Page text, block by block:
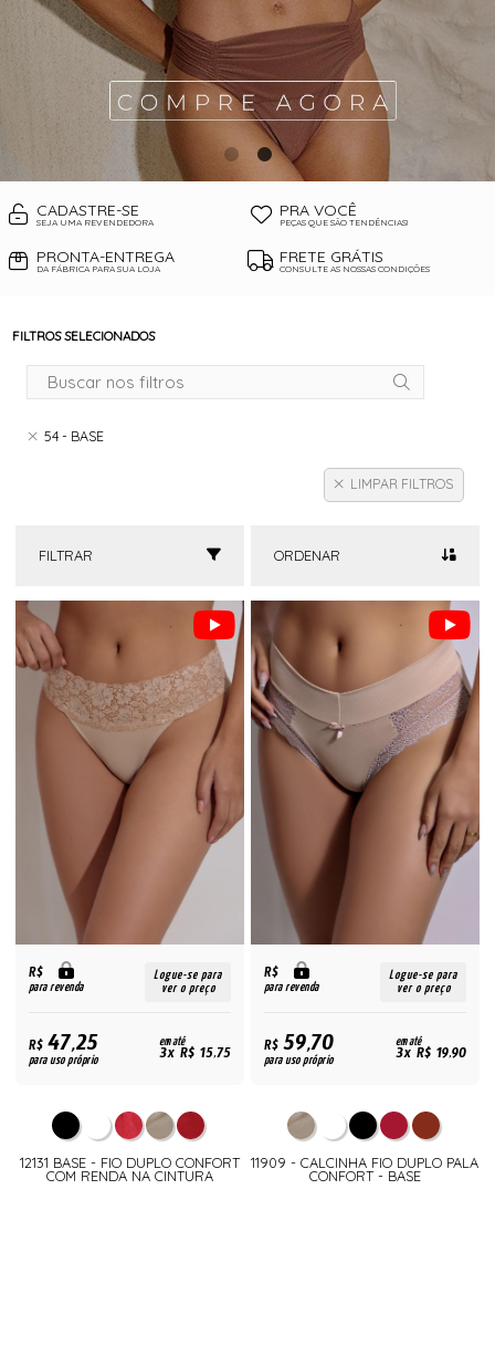
CADASTRE-SE
SEJA UMA REVENDEDORA
PRA VOCÊ
PEÇAS QUE SÃO TENDÊNCIAS!
PRONTA-ENTREGA
DA FÁBRICA PARA SUA LOJA
FRETE GRÁTIS
CONSULTE AS NOSSAS CONDIÇÕES
FILTROS SELECIONADOS
54 - BASE
LIMPAR FILTROS
FILTRAR ORDENAR
R$
para revenda
Logue-se para
ver o preço
R$47,25
para uso próprio
em até
3x R$ 15,75
12131 BASE - FIO DUPLO CONFORT
COM RENDA NA CINTURA
R$
para revenda
Logue-se para
ver o preço
R$59,70
para uso próprio
em até
3x R$ 19,90
11909 - CALCINHA FIO DUPLO PALA
CONFORT - BASE